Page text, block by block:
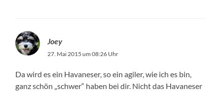
Joey
27. Mai 2015 um 08:26 Uhr
Da wird es ein Havaneser, so ein agiler, wie ich es bin,
ganz schön „schwer“ haben bei dir. Nicht das Havaneser